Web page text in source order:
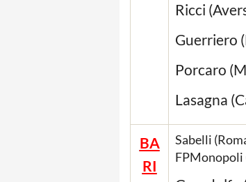
Ricci
Guerriero
Porcaro
Lasagna
BA
RI
Sabelli
FPMonopoli